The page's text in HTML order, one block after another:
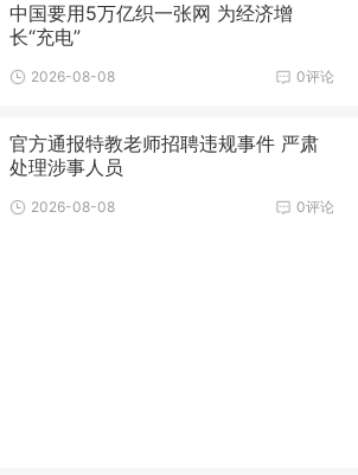
中国要用5万亿织一张网 为经济增
长“充电”
0评论
2026-08-08
官方通报特教老师招聘违规事件 严肃
处理涉事人员
0评论
2026-08-08